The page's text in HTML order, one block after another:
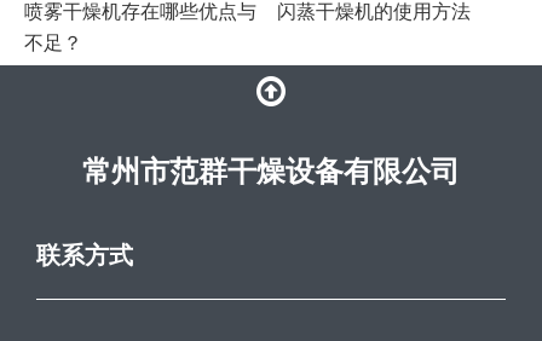
​喷雾干燥机存在哪些优点与
不足？
闪蒸干燥机的使用方法
常州市范群干燥设备有限公司
联系方式